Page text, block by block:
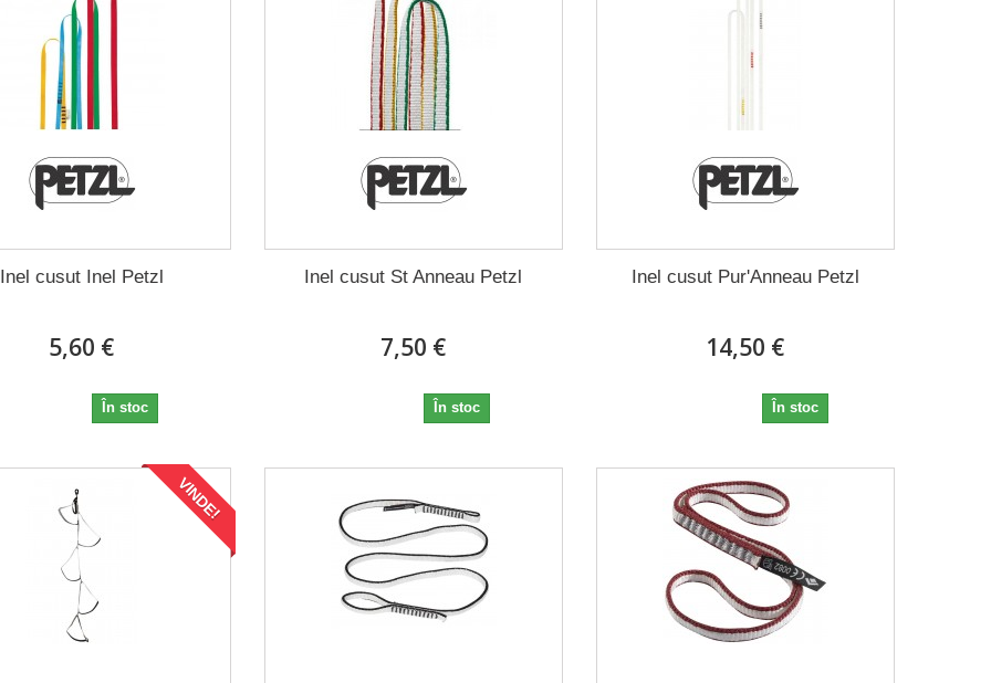
Inel cusut Inel Petzl
5,60 €
În stoc
Inel cusut St Anneau Petzl
7,50 €
În stoc
Inel cusut Pur'Anneau Petzl
14,50 €
În stoc
VINDE!